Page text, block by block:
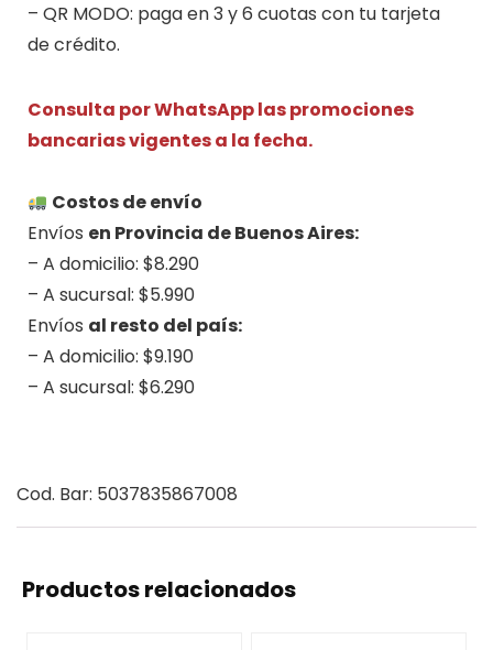
– QR MODO: paga en 3 y 6 cuotas con tu tarjeta
de crédito.
Consulta por WhatsApp las promociones
bancarias vigentes a la fecha.
Costos de envío
Envíos en Provincia de Buenos Aires:
– A domicilio: $8.290
– A sucursal: $5.990
Envíos al resto del país:
– A domicilio: $9.190
– A sucursal: $6.290
Cod. Bar: 5037835867008
Productos relacionados